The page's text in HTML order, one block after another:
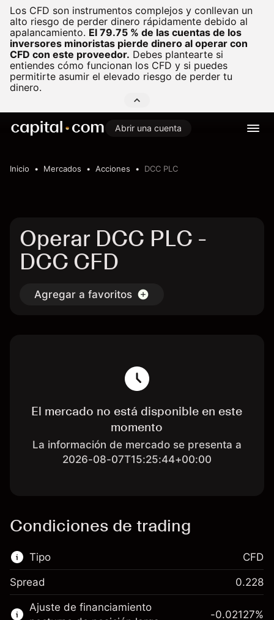
Los CFD son instrumentos complejos y conllevan un
alto riesgo de perder dinero rápidamente debido al
apalancamiento. El 79.75 % de las cuentas de los
inversores minoristas pierde dinero al operar con
CFD con este proveedor. Debes plantearte si
entiendes cómo funcionan los CFD y si puedes
permitirte asumir el elevado riesgo de perder tu
dinero.
Abrir una cuenta
Inicio Mercados Acciones DCC PLC
Operar DCC PLC -
DCC CFD
Agregar a favoritos
El mercado no está disponible en este
momento
La información de mercado se presenta a
2026-08-07T15:25:44+00:00
Condiciones de trading
Tipo
Este mercado financiero está disponible para
hacer trading con CFD.
CFD
Spread 0.228
Ajuste de financiamiento
-0.02127%